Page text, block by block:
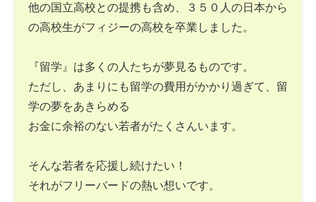
他の国立高校との提携も含め、３５０人の日本から
の高校生がフィジーの高校を卒業しました。
『留学』は多くの人たちが夢見るものです。
ただし、あまりにも留学の費用がかかり過ぎて、留
学の夢をあきらめる
お金に余裕のない若者がたくさんいます。
そんな若者を応援し続けたい！
それがフリーバードの熱い想いです。